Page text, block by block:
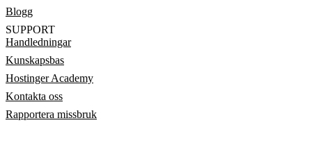
Blogg
SUPPORT
Handledningar
Kunskapsbas
Hostinger Academy
Kontakta oss
Rapportera missbruk